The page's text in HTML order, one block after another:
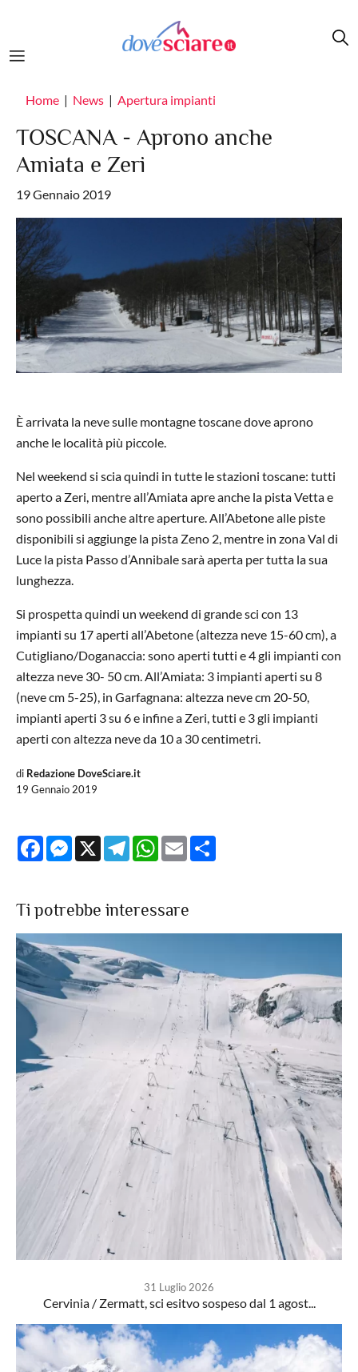
Home News Apertura impianti
TOSCANA - Aprono anche
Amiata e Zeri
19 Gennaio 2019
È arrivata la neve sulle montagne toscane dove aprono
anche le località più piccole.
Nel weekend si scia quindi in tutte le stazioni toscane: tutti
aperto a Zeri, mentre all’Amiata apre anche la pista Vetta e
sono possibili anche altre aperture. All’Abetone alle piste
disponibili si aggiunge la pista Zeno 2, mentre in zona Val di
Luce la pista Passo d’Annibale sarà aperta per tutta la sua
lunghezza.
Si prospetta quindi un weekend di grande sci con 13
impianti su 17 aperti all’Abetone (altezza neve 15-60 cm), a
Cutigliano/Doganaccia: sono aperti tutti e 4 gli impianti con
altezza neve 30- 50 cm. All’Amiata: 3 impianti aperti su 8
(neve cm 5-25), in Garfagnana: altezza neve cm 20-50,
impianti aperti 3 su 6 e infine a Zeri, tutti e 3 gli impianti
aperti con altezza neve da 10 a 30 centimetri.
di Redazione DoveSciare.it
19 Gennaio 2019
FacebookMessenger
X TelegramWhatsApp
Email
Ti potrebbe interessare
31 Luglio 2026
Cervinia / Zermatt, sci esitvo sospeso dal 1 agost...